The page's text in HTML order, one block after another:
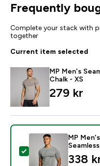
Frequently
Complete your stack with
together
Current item selected
MP Men's
Chalk - XS
279 kr‎
Select this product
MP
338